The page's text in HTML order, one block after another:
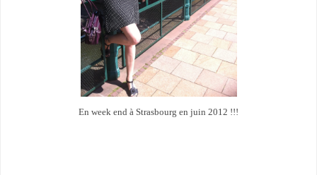
En week end à Strasbourg en juin 2012 !!!